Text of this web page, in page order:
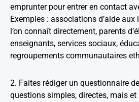
emprunter pour entrer en contact
Exemples : associations d’aide
l’on connaît directement, parents
enseignants, services sociaux,
regroupements communautaires
2. Faites rédiger un questionnaire
questions simples, directes, mais et